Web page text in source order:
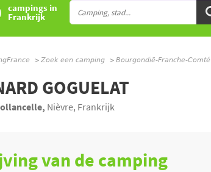
campingsin
Frankrijk
Zoek een camping Bourgondië-Franche-Comté
GOGUELAT
Nièvre, Frankrijk
van de camping